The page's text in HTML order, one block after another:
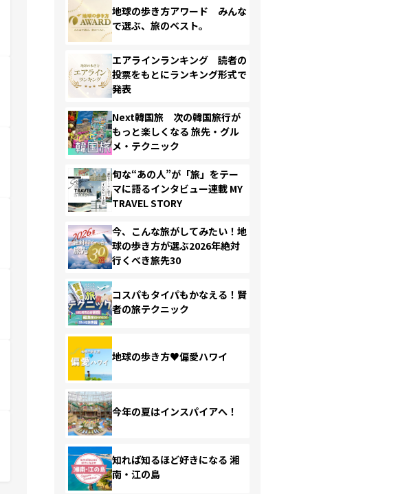
地球の歩き方アワード みんな
で選ぶ、旅のベスト。
エアラインランキング 読者の
投票をもとにランキング形式で
発表
Next韓国旅 次の韓国旅行が
もっと楽しくなる 旅先・グル
メ・テクニック
旬な“あの人”が「旅」をテー
マに語るインタビュー連載 MY
TRAVEL STORY
今、こんな旅がしてみたい！地
球の歩き方が選ぶ2026年絶対
行くべき旅先30
コスパもタイパもかなえる！賢
者の旅テクニック
地球の歩き方♥偏愛ハワイ
今年の夏はインスパイアへ！
知れば知るほど好きになる 湘
南・江の島